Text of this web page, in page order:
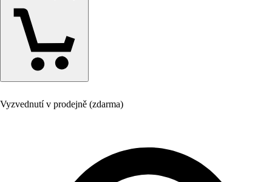
Vyzvednutí v prodejně (zdarma)